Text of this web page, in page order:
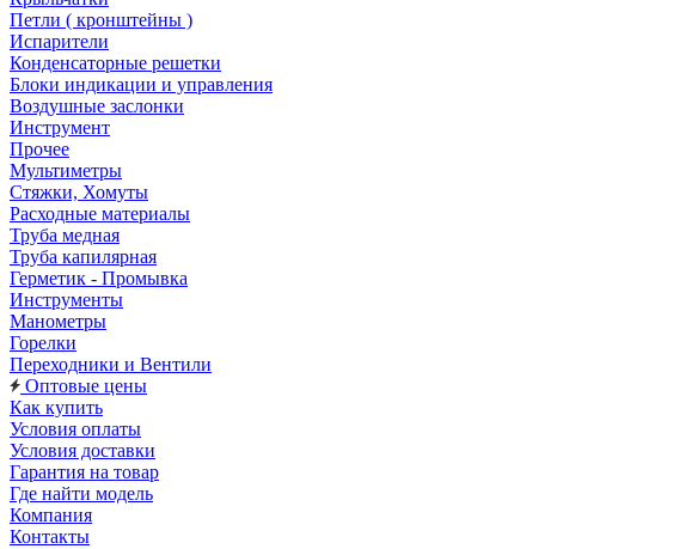
Петли ( кронштейны )
Испарители
Конденсаторные решетки
Блоки индикации и управления
Воздушные заслонки
Инструмент
Прочее
Мультиметры
Стяжки, Хомуты
Расходные материалы
Труба медная
Труба капилярная
Герметик - Промывка
Инструменты
Манометры
Горелки
Переходники и Вентили
Оптовые цены
Как купить
Условия оплаты
Условия доставки
Гарантия на товар
Где найти модель
Компания
Контакты